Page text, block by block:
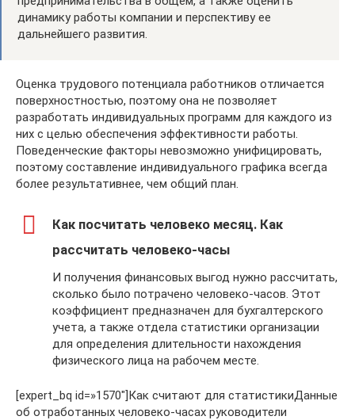
динамику работы компании и перспективу ее
дальнейшего развития.
Оценка трудового потенциала работников отличается
поверхностностью, поэтому она не позволяет
разработать индивидуальных программ для каждого из
них с целью обеспечения эффективности работы.
Поведенческие факторы невозможно унифицировать,
поэтому составление индивидуального графика всегда
более результативнее, чем общий план.
Как посчитать человеко месяц. Как
рассчитать человеко-часы
И получения финансовых выгод нужно рассчитать,
сколько было потрачено человеко-часов. Этот
коэффициент предназначен для бухгалтерского
учета, а также отдела статистики организации
для определения длительности нахождения
физического лица на рабочем месте.
[expert_bq id=»1570″]Как считают для статистикиДанные
об отработанных человеко-часах руководители